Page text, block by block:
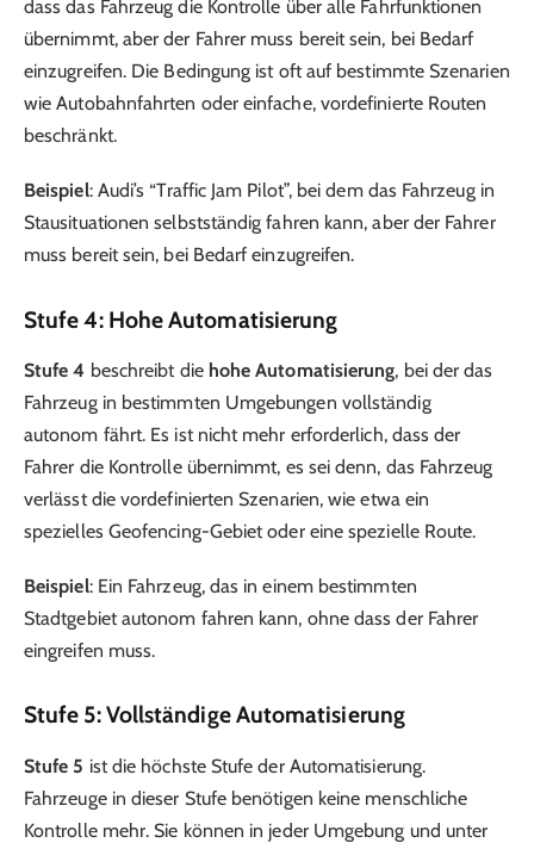
dass das Fahrzeug die Kontrolle über alle Fahrfunktionen
übernimmt, aber der Fahrer muss bereit sein, bei Bedarf
einzugreifen. Die Bedingung ist oft auf bestimmte Szenarien
wie Autobahnfahrten oder einfache, vordefinierte Routen
beschränkt.
Beispiel: Audi’s “Traffic Jam Pilot”, bei dem das Fahrzeug in
Stausituationen selbstständig fahren kann, aber der Fahrer
muss bereit sein, bei Bedarf einzugreifen.
Stufe 4: Hohe Automatisierung
Stufe 4 beschreibt die hohe Automatisierung, bei der das
Fahrzeug in bestimmten Umgebungen vollständig
autonom fährt. Es ist nicht mehr erforderlich, dass der
Fahrer die Kontrolle übernimmt, es sei denn, das Fahrzeug
verlässt die vordefinierten Szenarien, wie etwa ein
spezielles Geofencing-Gebiet oder eine spezielle Route.
Beispiel: Ein Fahrzeug, das in einem bestimmten
Stadtgebiet autonom fahren kann, ohne dass der Fahrer
eingreifen muss.
Stufe 5: Vollständige Automatisierung
Stufe 5 ist die höchste Stufe der Automatisierung.
Fahrzeuge in dieser Stufe benötigen keine menschliche
Kontrolle mehr. Sie können in jeder Umgebung und unter